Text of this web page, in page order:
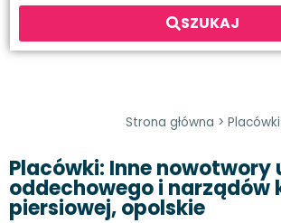
SZUKAJ
Strona główna > Placówki
Placówki: Inne nowotwory
oddechowego i narządów
piersiowej, opolskie